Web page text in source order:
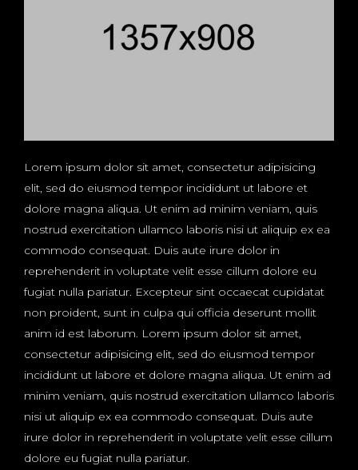
Lorem ipsum dolor sit amet, consectetur adipisicing
elit, sed do eiusmod tempor incididunt ut labore et
dolore magna aliqua. Ut enim ad minim veniam, quis
nostrud exercitation ullamco laboris nisi ut aliquip ex ea
commodo consequat. Duis aute irure dolor in
reprehenderit in voluptate velit esse cillum dolore eu
fugiat nulla pariatur. Excepteur sint occaecat cupidatat
non proident, sunt in culpa qui officia deserunt mollit
anim id est laborum. Lorem ipsum dolor sit amet,
consectetur adipisicing elit, sed do eiusmod tempor
incididunt ut labore et dolore magna aliqua. Ut enim ad
minim veniam, quis nostrud exercitation ullamco laboris
nisi ut aliquip ex ea commodo consequat. Duis aute
irure dolor in reprehenderit in voluptate velit esse cillum
dolore eu fugiat nulla pariatur.